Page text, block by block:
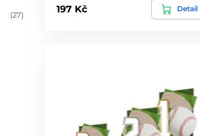
(27)
197 Kč Detail